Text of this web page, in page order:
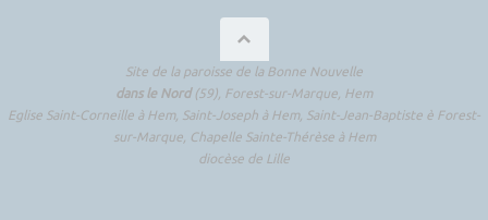
Site de la paroisse de la Bonne Nouvelle
dans le Nord(59), Forest-sur-Marque, Hem
Eglise Saint-Corneille à Hem, Saint-Joseph à Hem, Saint-Jean-Baptiste è Forest-
sur-Marque, Chapelle Sainte-Thérèse à Hem
diocèse de Lille